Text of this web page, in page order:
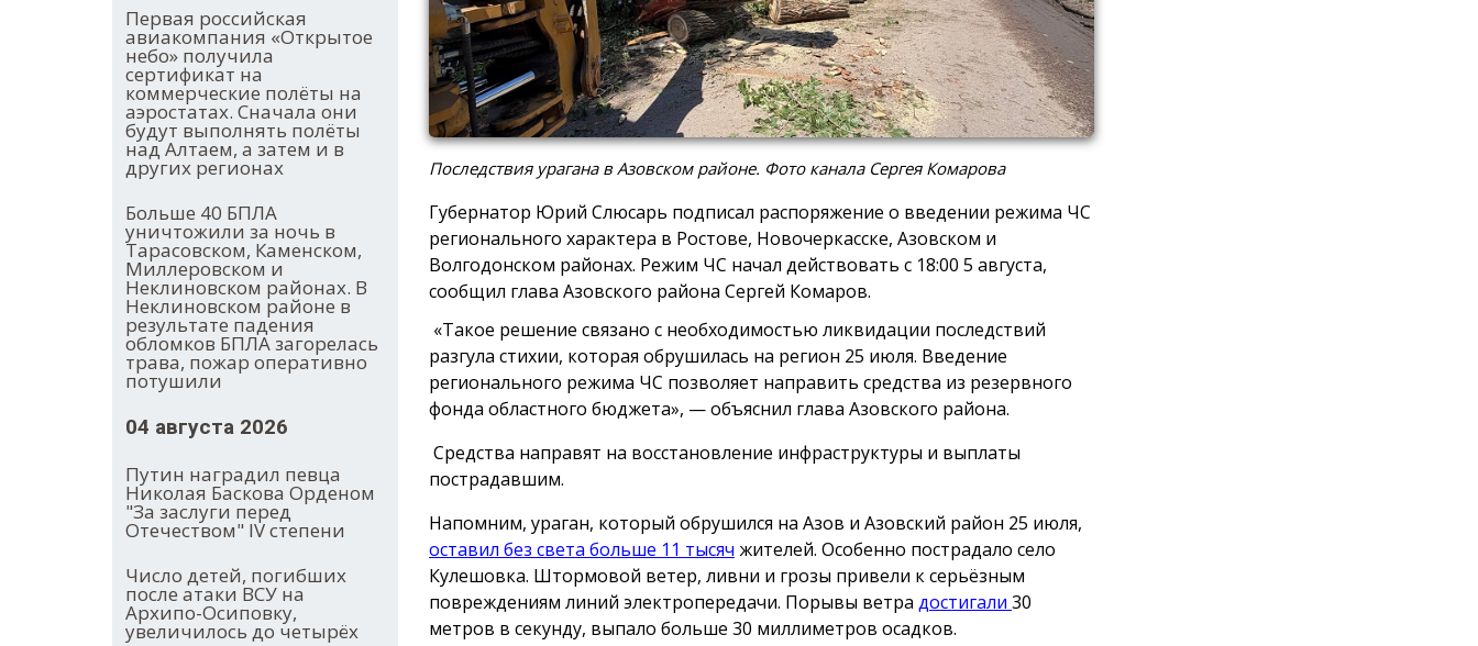
Первая российская
авиакомпания «Открытое
небо» получила
сертификат на
коммерческие полёты на
аэростатах. Сначала они
будут выполнять полёты
над Алтаем, а затем и в
других регионах
Больше 40 БПЛА
уничтожили за ночь в
Тарасовском, Каменском,
Миллеровском и
Неклиновском районах. В
Неклиновском районе в
результате падения
обломков БПЛА загорелась
трава, пожар оперативно
потушили
04 августа 2026
Путин наградил певца
Николая Баскова Орденом
"За заслуги перед
Отечеством" IV степени
Число детей, погибших
после атаки ВСУ на
Архипо-Осиповку,
увеличилось до четырёх
Последствия урагана в Азовском районе. Фото канала Сергея Комарова
Губернатор Юрий Слюсарь подписал распоряжение о введении режима ЧС
регионального характера в Ростове, Новочеркасске, Азовском и
Волгодонском районах. Режим ЧС начал действовать с 18:00 5 августа,
сообщил глава Азовского района Сергей Комаров.
«Такое решение связано с необходимостью ликвидации последствий
разгула стихии, которая обрушилась на регион 25 июля. Введение
регионального режима ЧС позволяет направить средства из резервного
фонда областного бюджета», — объяснил глава Азовского района.
Средства направят на восстановление инфраструктуры и выплаты
пострадавшим.
Напомним, ураган, который обрушился на Азов и Азовский район 25 июля,
оставил без света больше 11 тысяч жителей. Особенно пострадало село
Кулешовка. Штормовой ветер, ливни и грозы привели к серьёзным
повреждениям линий электропередачи. Порывы ветра достигали 30
метров в секунду, выпало больше 30 миллиметров осадков.